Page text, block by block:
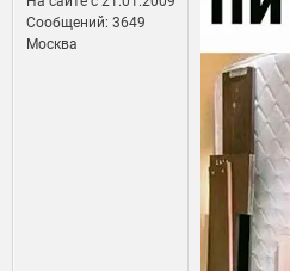
Сообщений: 3649
Москва